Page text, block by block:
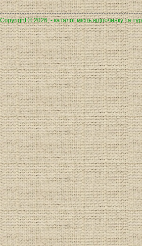
Copyright © 2026, - каталог місць відпочинку та